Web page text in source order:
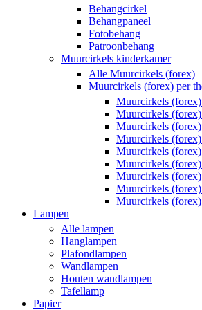
Behangcirkel
Behangpaneel
Fotobehang
Patroonbehang
Muurcirkels kinderkamer
Alle Muurcirkels (forex)
Muurcirkels (forex) per
Muurcirkels
Muurcirkels
Muurcirkels (forex)
Muurcirkels
Muurcirkels
Muurcirkels (forex)
Muurcirkels
Muurcirkels
Muurcirkels (forex)
Lampen
Alle lampen
Hanglampen
Plafondlampen
Wandlampen
Houten wandlampen
Tafellamp
Papier